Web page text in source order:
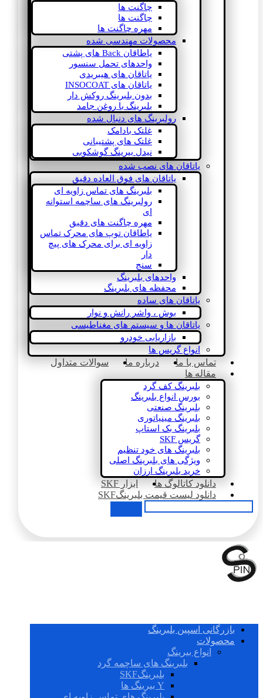
چاگنت ها
چاگنت ها
مهره چاگنت ها
محصولات مهندسی شده
یاطاقان Back های پشتی
واحدهای تحمل سنسور
یاتاقان های هیبریدی
یاتاقان های INSOCOAT
بدون بلبرینگ روکش دار
بلبرینگ با روغن جامد
رولبرینگ های دنبال شده
غلتک بادامک
غلتک های پشتیبانی
نیدل بیرینگ گوشکوبی
یاتاقان های نصب شده
یاتاقان های فوق العاده دقیق
بلبرینگ های تماس زاویه ای
رولبرینگ های ساچمه استوانه
ای
مهره چاگنت های دقیق
یاطاقان توپ های محرک تماس
زاویه ای برای محرک های پیچ
دار
سنج
واحدهای بلبرینگ
محفظه های بلبرینگ
یاتاقان های ساده
بوش ، واشر رانش و نوار
یاتاقان ها و سیستم های مغناطیسی
بازاریابی خودرو
انواع گریس ها
تماس با ما درباره ما
سوالات متداول
مقاله ها
بلبرینگ کف گرد
بورس انواع بلبرینگ
بلبرینگ صنعتی
بلبرینگ مینیاتوری
بلبرینگ بک استاپ
گریس SKF
بلبرینگ های خود تنظیم
ویژگی های بلبرینگ اصلی
خرید بلبرینگ ارزان
دانلود کاتالوگ ها
ابزار SKF
دانلود لیست قیمت بلبرینگSKF
بازرگانی اسپین بلبرینگ
محصولات
انواع بیرینگ
بلبرینگ های ساچمه گرد
بلبرینگSKF
Y بیرینگ ها